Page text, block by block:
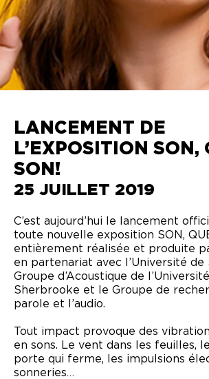
LANCEMENT DE
L’EXPOSITION SON,
SON!
25 JUILLET 2019
C’est aujourd’hui le lancement
toute nouvelle exposition SON,
entièrement réalisée et produite
en partenariat avec l’Université de
Groupe d’Acoustique de
Sherbrooke et le Groupe de
parole et l’audio.
Tout impact provoque des
en sons. Le vent dans les feuilles,
porte qui ferme, les impulsions
sonneries…